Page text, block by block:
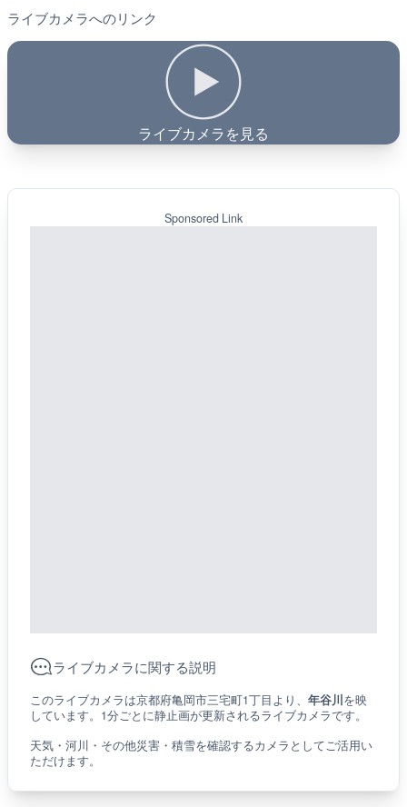
ライブカメラへのリンク
ライブカメラを見る
Sponsored Link
ライブカメラに関する説明
このライブカメラは京都府亀岡市三宅町1丁目より、 年谷川を映
しています。1分ごとに静止画が更新されるライブカメラです。
天気・河川・その他災害・積雪を確認するカメラとしてご活用い
ただけます。